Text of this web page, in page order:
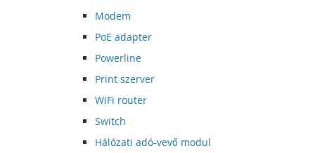
Modem
PoE adapter
Powerline
Print szerver
WiFi router
Switch
Hálózati adó-vevő modul